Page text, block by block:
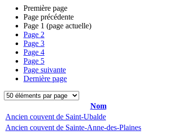
Première page
Page précédente
Page 1 (page actuelle)
Page 2
Page 3
Page 4
Page 5
Page suivante
Dernière page
Nom
Ancien couvent de Saint-Ubalde
Ancien couvent de Sainte-Anne-des-Plaines